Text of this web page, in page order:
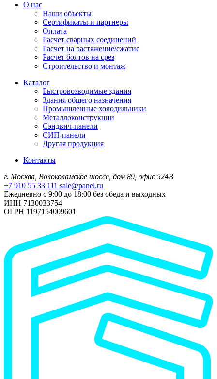
О нас
Наши объекты
Сертификаты и партнеры
Оплата
Расчет сварных соединений
Расчет на растяжение/сжатие
Расчет болтов на срез
Строительство и монтаж
Каталог
Быстровозводимые здания
Здания общего назначения
Промышленные холодильники
Металлоконструкции
Сэндвич-панели
СИП-панели
Другая продукция
Контакты
г. Москва, Волоколамское шоссе, дом 89, офис 524В
+7 910 55 33 111 sale@panel.ru
Ежедневно с 9:00 до 18:00 без обеда и выходных
ИНН 7130033754
ОГРН 1197154009601